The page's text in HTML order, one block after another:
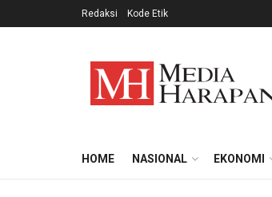
Redaksi Kode Etik
HOME NASIONAL EKONOMI